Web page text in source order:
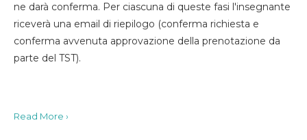
ne darà conferma. Per ciascuna di queste fasi l'insegnante
riceverà una email di riepilogo (conferma richiesta e
conferma avvenuta approvazione della prenotazione da
parte del TST).
Read More ›